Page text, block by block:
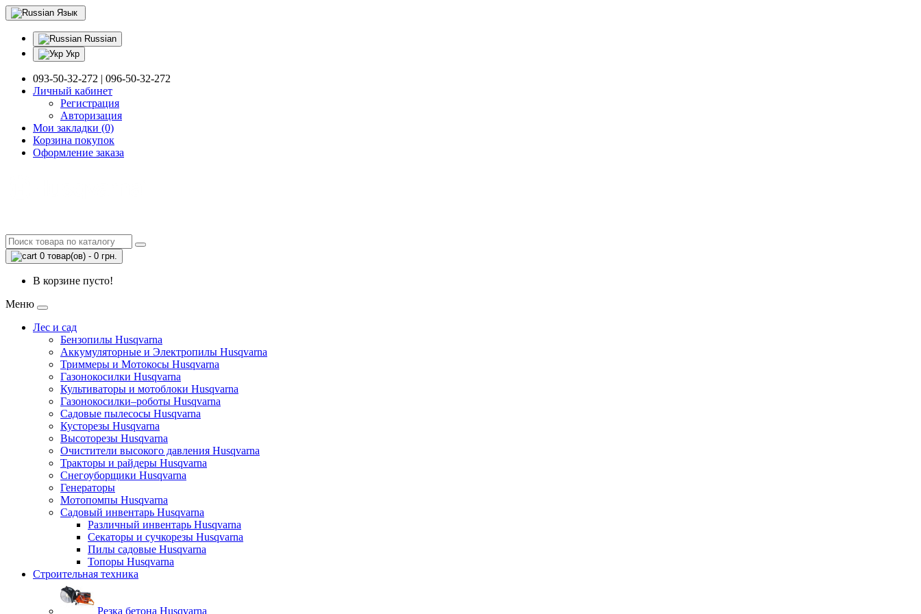
Язык
Russian
Укр
093-50-32-272 | 096-50-32-272
Личный кабинет
Регистрация
Авторизация
Мои закладки (0)
Корзина покупок
Оформление заказа
0 товар(ов) - 0 грн.
В корзине пусто!
Меню
Лес и сад
Бензопилы Husqvarna
Аккумуляторные и Электропилы Нusqvarna
Триммеры и Мотокосы Нusqvarna
Газонокосилки Husqvarna
Культиваторы и мотоблоки Husqvarna
Газонокосилки–роботы Husqvarna
Садовые пылесосы Husqvarna
Кусторезы Husqvarna
Высоторезы Husqvarna
Очистители высокого давления Husqvarna
Тракторы и райдеры Husqvarna
Снегоуборщики Husqvarna
Генераторы
Мотопомпы Husqvarna
Садовый инвентарь Husqvarna
Различный инвентарь Husqvarna
Секаторы и сучкорезы Husqvarna
Пилы садовые Husqvarna
Топоры Husqvarna
Строительная техника
Резка бетона Husqvarna